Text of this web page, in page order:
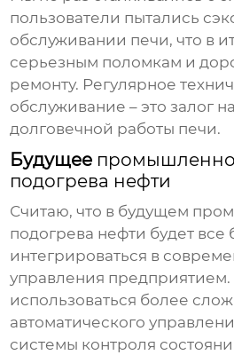
пользователи пытались
обслуживании печи, что в
серьезным поломкам и
ремонту. Регулярное
обслуживание – это залог
долговечной работы печи.
Будущее
подогрева нефти
Считаю, что в будущем
подогрева нефти будет все
интегрироваться в
управления предприятием.
использоваться более
автоматического
системы контроля